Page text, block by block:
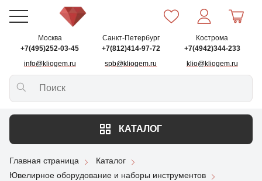
Москва
+7(495)252-03-45
info@kliogem.ru
Санкт-Петербург
+7(812)414-97-72
spb@kliogem.ru
Кострома
+7(4942)344-233
klio@kliogem.ru
КАТАЛОГ
Главная страница
Каталог
Ювелирное оборудование и наборы инструментов